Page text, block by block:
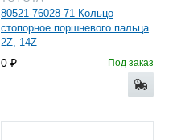
80521-76028-71 Кольцо
стопорное поршневого пальца
2Z, 14Z
0 Под заказ